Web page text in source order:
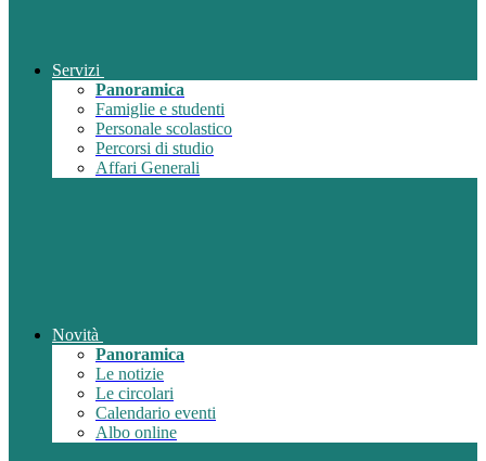
Servizi
Panoramica
Famiglie e studenti
Personale scolastico
Percorsi di studio
Affari Generali
Novità
Panoramica
Le notizie
Le circolari
Calendario eventi
Albo online